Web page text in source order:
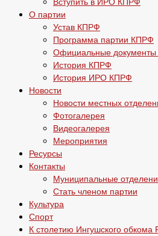
О партии
Устав КПРФ
Программа партии КПРФ
Официальные
История КПРФ
История ИРО КПРФ
Новости
Новости местных
Фотогалерея
Видеогалерея
Мероприятия
Ресурсы
Контакты
Муниципальные
Стать членом партии
Культура
Спорт
К столетию Ингушского